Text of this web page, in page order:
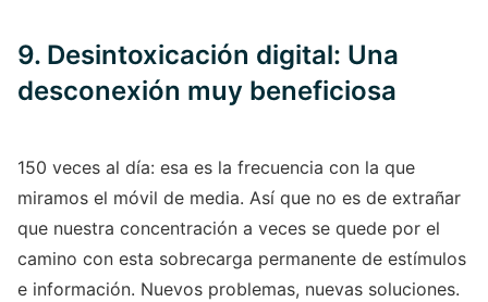
9. Desintoxicación digital: Una
desconexión muy beneficiosa
150 veces al día: esa es la frecuencia con la que
miramos el móvil de media. Así que no es de extrañar
que nuestra concentración a veces se quede por el
camino con esta sobrecarga permanente de estímulos
e información. Nuevos problemas, nuevas soluciones.